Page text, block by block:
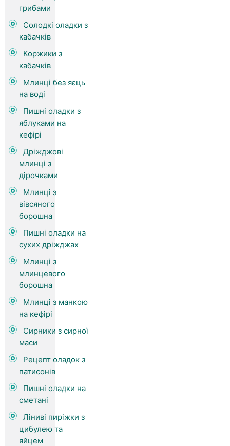
грибами
Солодкі оладки з
кабачків
Коржики з
кабачків
Млинці без яєць
на воді
Пишні оладки з
яблуками на
кефірі
Дріжджові
млинці з
дірочками
Млинці з
вівсяного
борошна
Пишні оладки на
сухих дріжджах
Млинці з
млинцевого
борошна
Млинці з манкою
на кефірі
Сирники з сирної
маси
Рецепт оладок з
патисонів
Пишні оладки на
сметані
Ліниві пиріжки з
цибулею та
яйцем